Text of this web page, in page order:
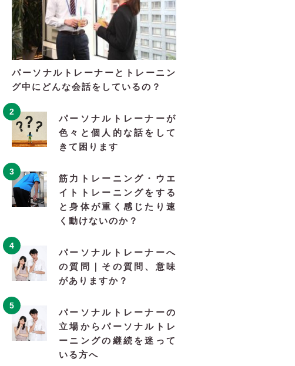
パーソナルトレーナーとトレーニン
グ中にどんな会話をしているの？
パーソナルトレーナーが
色々と個人的な話をして
きて困ります
筋力トレーニング・ウエ
イトトレーニングをする
と身体が重く感じたり速
く動けないのか？
パーソナルトレーナーへ
の質問｜その質問、意味
がありますか？
パーソナルトレーナーの
立場からパーソナルトレ
ーニングの継続を迷って
いる方へ